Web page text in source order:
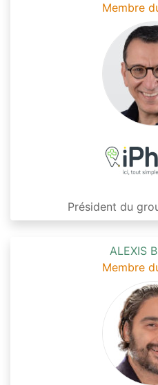
Membre
Président du
ALEXIS
Membre